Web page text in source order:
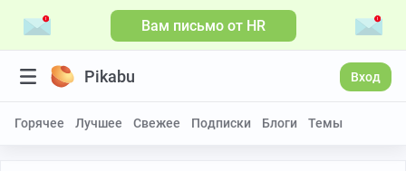
Вам письмо от HR
Pikabu Вход
Горячее Лучшее Свежее Подписки Блоги Темы